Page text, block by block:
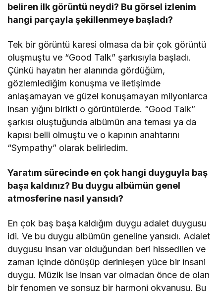
beliren ilk görüntü neydi? Bu görsel izlenim
hangi parçayla şekillenmeye başladı?
Tek bir görüntü karesi olmasa da bir çok görüntü
oluşmuştu ve “Good Talk” şarkısıyla başladı.
Çünkü hayatın her alanında gördüğüm,
gözlemlediğim konuşma ve iletişimde
anlaşamayan ve güzel konuşamayan milyonlarca
insan yığını birikti o görüntülerde. “Good Talk”
şarkısı oluştuğunda albümün ana teması ya da
kapısı belli olmuştu ve o kapının anahtarını
“Sympathy” olarak belirledim.
Yaratım sürecinde en çok hangi duyguyla baş
başa kaldınız? Bu duygu albümün genel
atmosferine nasıl yansıdı?
En çok baş başa kaldığım duygu adalet duygusu
idi. Ve bu duygu albümün geneline yansıdı. Adalet
duygusu insan var olduğundan beri hissedilen ve
zaman içinde dönüşüp derinleşen yüce bir insani
duygu. Müzik ise insan var olmadan önce de olan
bir fenomen ve sonsuz bir harmoni okyanusu. Bu